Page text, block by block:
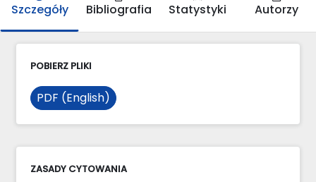
Szczegóły Bibliografia Statystyki Autorzy
POBIERZ PLIKI
PDF (English)
ZASADY CYTOWANIA